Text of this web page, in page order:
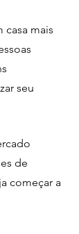
casa mais
seu
de
começar a